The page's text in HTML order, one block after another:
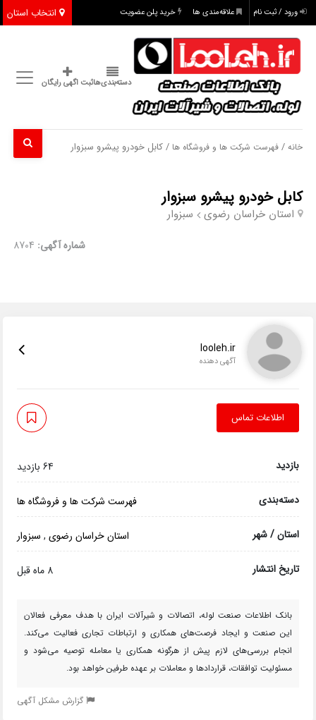
انتخاب استان ورود / ثبت نام علاقه‌مندی ها خرید پلن عضویت
دسته‌بندی‌هاثبت اگهی رایگان
خانه /فهرست شرکت ها و فروشگاه ها / کابل خودرو پیشرو سبزوار
کابل خودرو پیشرو سبزوار
استان خراسان رضوی سبزوار
شماره آگهی: 8704
looleh.ir
آگهی دهنده
اطلاعات تماس
بازدید 64 بازدید
دسته‌بندی فهرست شرکت ها و فروشگاه ها
استان / شهر استان خراسان رضوی, سبزوار
تاریخ انتشار 8 ماه قبل
بانک اطلاعات صنعت لوله، اتصالات و شیرآلات ایران با هدف معرفی فعالان
این صنعت و ایجاد فرصت‌های همکاری و ارتباطات تجاری فعالیت می‌کند.
انجام بررسی‌های لازم پیش از هرگونه همکاری یا معامله توصیه می‌شود و
مسئولیت توافقات، قراردادها و معاملات بر عهده طرفین خواهد بود.
گزارش مشکل آگهی